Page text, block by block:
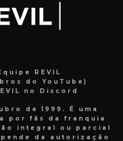
REVIL
do YouTube)
no Discord
de 1999. É uma
por fãs da franquia
integral ou parcial
da autorização